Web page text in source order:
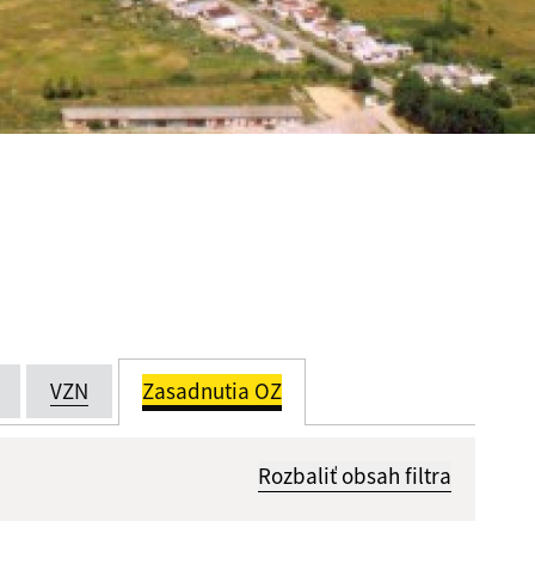
VZN Zasadnutia OZ
Rozbaliť obsah filtra